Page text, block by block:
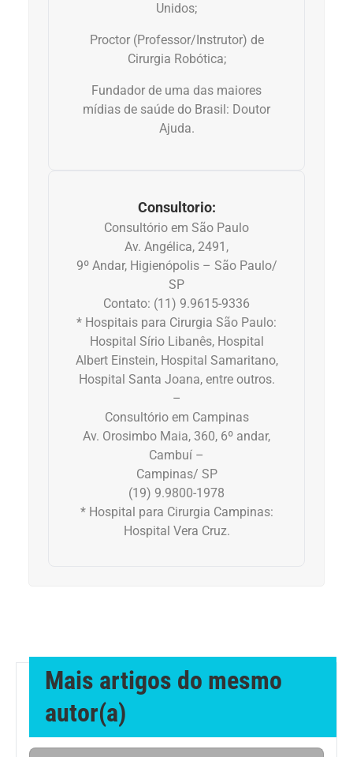
Dermatologia
Doenças infecciosas
Doenças Respiratórias
Emagrecimento
Imunidade
Picada de Cobra
Problemas Cardíacos
Unidos;
Proctor (Professor/Instrutor) de
Cirurgia Robótica;
Fundador de uma das maiores
mídias de saúde do Brasil: Doutor
Ajuda.
Consultorio:
Consultório em São Paulo
Av. Angélica, 2491,
9º Andar, Higienópolis – São Paulo/
SP
Contato: (11) 9.9615-9336
* Hospitais para Cirurgia São Paulo:
Hospital Sírio Libanês, Hospital
Albert Einstein, Hospital Samaritano,
Hospital Santa Joana, entre outros.
–
Consultório em Campinas
Av. Orosimbo Maia, 360, 6º andar,
Cambuí –
Campinas/ SP
(19) 9.9800-1978
* Hospital para Cirurgia Campinas:
Hospital Vera Cruz.
Mais artigos do mesmo
autor(a)